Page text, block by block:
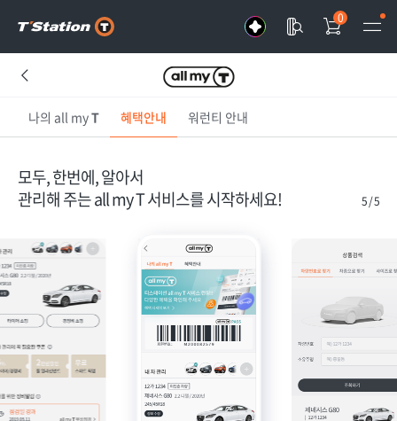
0
나의 all myT 혜택안내 워런티 안내
모두, 한번에, 알아서
관리해 주는 all my T 서비스를 시작하세요!
5/5